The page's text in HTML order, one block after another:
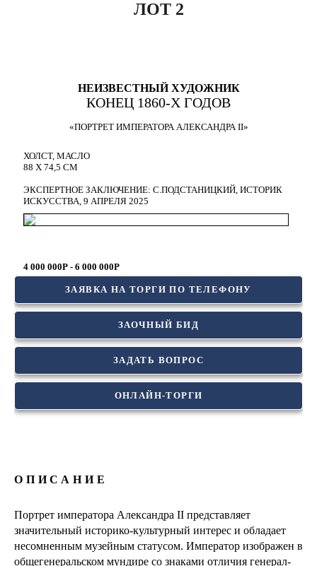
ЛОТ 2
НЕИЗВЕСТНЫЙ ХУДОЖНИК
КОНЕЦ 1860-Х ГОДОВ
«‎ПОРТРЕТ ИМПЕРАТОРА АЛЕКСАНДРА II»
ХОЛСТ, МАСЛО
88 Х 74,5 СМ
ЭКСПЕРТНОЕ ЗАКЛЮЧЕНИЕ: С.ПОДСТАНИЦКИЙ, ИСТОРИК
ИСКУССТВА, 9 АПРЕЛЯ 2025
4 000 000Р - 6 000 000Р
ЗАЯВКА НА ТОРГИ ПО ТЕЛЕФОНУ
ЗАОЧНЫЙ БИД
ЗАДАТЬ ВОПРОС
ОНЛАЙН-ТОРГИ
ОПИСАНИЕ
Портрет императора Александра II представляет
значительный историко-культурный интерес и обладает
несомненным музейным статусом. Император изображен в
общегенеральском мундире со знаками отличия генерал-